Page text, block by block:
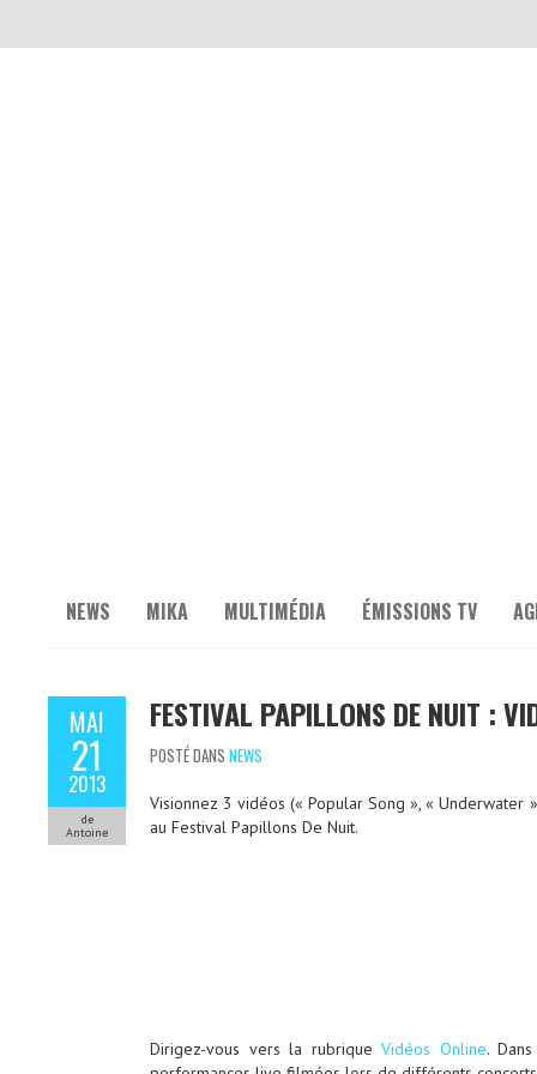
NEWS MIKA MULTIMÉDIA ÉMISSIONS TV
MAI
21
2013
de
Antoine
FESTIVAL PAPILLONS DE NUIT :
POSTÉ DANS NEWS
Visionnez 3 vidéos (« Popular Song », «
au Festival Papillons De Nuit.
Dirigez-vous vers la rubriqueVidéos Online.